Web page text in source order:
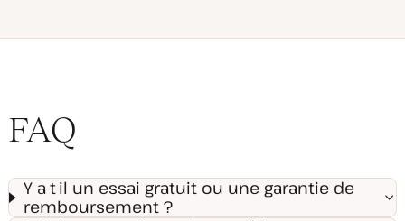
FAQ
Y a-t-il un essai gratuit ou une garantie de
remboursement ?